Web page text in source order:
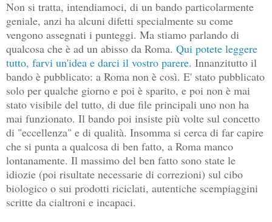
Non si tratta, intendiamoci, di un bando particolarmente
geniale, anzi ha alcuni difetti specialmente su come
vengono assegnati i punteggi. Ma stiamo parlando di
qualcosa che è ad un abisso da Roma. Qui potete leggere
tutto, farvi un'idea e darci il vostro parere. Innanzitutto il
bando è pubblicato: a Roma non è così. E' stato pubblicato
solo per qualche giorno e poi è sparito, e poi non è mai
stato visibile del tutto, di due file principali uno non ha
mai funzionato. Il bando poi insiste più volte sul concetto
di "eccellenza" e di qualità. Insomma si cerca di far capire
che si punta a qualcosa di ben fatto, a Roma manco
lontanamente. Il massimo del ben fatto sono state le
idiozie (poi risultate necessarie di correzioni) sul cibo
biologico o sui prodotti riciclati, autentiche scempiaggini
scritte da cialtroni e incapaci.